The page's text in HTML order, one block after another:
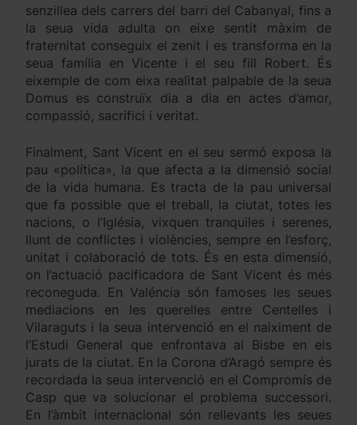
senzillea dels carrers del barri del Cabanyal, fins a
la seua vida adulta on eixe sentit màxim de
fraternitat conseguix el zenit i es transforma en la
seua família en Vicente i el seu fill Robert. És
eixemple de com eixa realitat palpable de la seua
Domus es construïx dia a dia en actes d’amor,
compassió, sacrifici i veritat.
Finalment, Sant Vicent en el seu sermó exposa la
pau «política», la que afecta a la dimensió social
de la vida humana. Es tracta de la pau universal
que fa possible que el treball, la ciutat, totes les
nacions, o l’Iglésia, vixquen tranquiles i serenes,
llunt de conflictes i violències, sempre en l’esforç,
unitat i colaboració de tots. És en esta dimensió,
on l’actuació pacificadora de Sant Vicent és més
reconeguda. En Valéncia són famoses les seues
mediacions en les querelles entre Centelles i
Vilaraguts i la seua intervenció en el naiximent de
l’Estudi General que enfrontava al Bisbe en els
jurats de la ciutat. En la Corona d’Aragó sempre és
recordada la seua intervenció en el Compromís de
Casp que va solucionar el problema successori.
En l’àmbit internacional són rellevants les seues